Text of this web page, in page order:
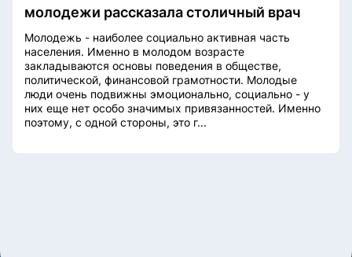
молодежи рассказала столичный врач
Молодежь - наиболее социально активная часть
населения. Именно в молодом возрасте
закладываются основы поведения в обществе,
политической, финансовой грамотности. Молодые
люди очень подвижны эмоционально, социально - у
них еще нет особо значимых привязанностей. Именно
поэтому, с одной стороны, это г...